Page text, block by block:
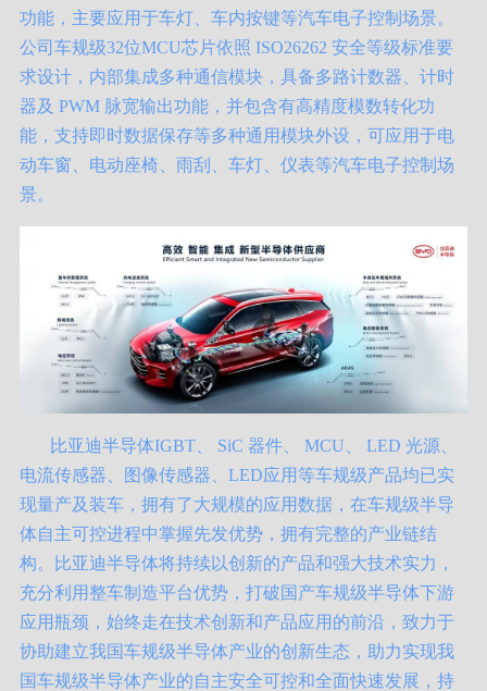
功能，主要应用于车灯、车内按键等汽车电子控制场景。
公司车规级32位MCU芯片依照 ISO26262 安全等级标准要
求设计，内部集成多种通信模块，具备多路计数器、计时
器及 PWM 脉宽输出功能，并包含有高精度模数转化功
能，支持即时数据保存等多种通用模块外设，可应用于电
动车窗、电动座椅、雨刮、车灯、仪表等汽车电子控制场
景。
比亚迪半导体IGBT、 SiC 器件、 MCU、 LED 光源、
电流传感器、图像传感器、LED应用等车规级产品均已实
现量产及装车，拥有了大规模的应用数据，在车规级半导
体自主可控进程中掌握先发优势，拥有完整的产业链结
构。比亚迪半导体将持续以创新的产品和强大技术实力，
充分利用整车制造平台优势，打破国产车规级半导体下游
应用瓶颈，始终走在技术创新和产品应用的前沿，致力于
协助建立我国车规级半导体产业的创新生态，助力实现我
国车规级半导体产业的自主安全可控和全面快速发展，持